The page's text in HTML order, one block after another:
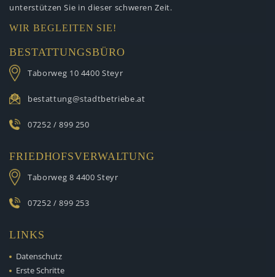
unterstützen Sie in dieser schweren Zeit.
WIR BEGLEITEN SIE!
BESTATTUNGSBÜRO
Taborweg 10 4400 Steyr
bestattung@stadtbetriebe.at
07252 / 899 250
FRIEDHOFSVERWALTUNG
Taborweg 8 4400 Steyr
07252 / 899 253
LINKS
Datenschutz
Erste Schritte